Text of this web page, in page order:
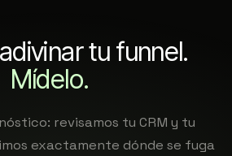
tu funnel.
Mídelo.
revisamos tu CRM y tu
exactamente dónde se fuga